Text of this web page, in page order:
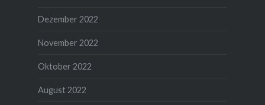
Dezember 2022
November 2022
Oktober 2022
August 2022